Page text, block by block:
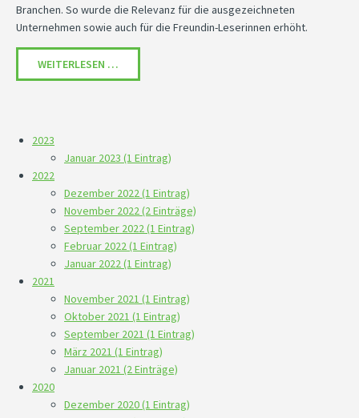
Branchen. So wurde die Relevanz für die ausgezeichneten
Unternehmen sowie auch für die Freundin-Leserinnen erhöht.
WEITERLESEN …
2023
Januar 2023 (1 Eintrag)
2022
Dezember 2022 (1 Eintrag)
November 2022 (2 Einträge)
September 2022 (1 Eintrag)
Februar 2022 (1 Eintrag)
Januar 2022 (1 Eintrag)
2021
November 2021 (1 Eintrag)
Oktober 2021 (1 Eintrag)
September 2021 (1 Eintrag)
März 2021 (1 Eintrag)
Januar 2021 (2 Einträge)
2020
Dezember 2020 (1 Eintrag)